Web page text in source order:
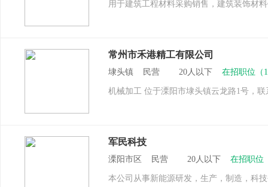
用于建筑工程材料采购销售，建筑装饰材
常州市禾港精工有限公司
埭头镇 民营 20人以下 在招职位（
机械加工 位于溧阳市埭头镇云龙路1号，联
军民科技
溧阳市区 民营 20人以下 在招职位
本公司从事新能源研发，生产，制造，科